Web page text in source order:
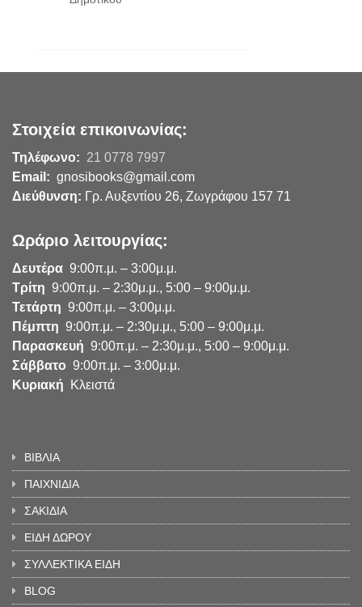
Στοιχεία επικοινωνίας:
Τηλέφωνο: 21 0778 7997
Email: gnosibooks@gmail.com
Διεύθυνση: Γρ. Αυξεντίου 26, Ζωγράφου 157 71
Ωράριο λειτουργίας:
Δευτέρα 9:00π.μ. – 3:00μ.μ.
Τρίτη 9:00π.μ. – 2:30μ.μ., 5:00 – 9:00μ.μ.
Τετάρτη 9:00π.μ. – 3:00μ.μ.
Πέμπτη 9:00π.μ. – 2:30μ.μ., 5:00 – 9:00μ.μ.
Παρασκευή 9:00π.μ. – 2:30μ.μ., 5:00 – 9:00μ.μ.
Σάββατο 9:00π.μ. – 3:00μ.μ.
Κυριακή Κλειστά
ΒΙΒΛΙΑ
ΠΑΙΧΝΙΔΙΑ
ΣΑΚΙΔΙΑ
ΕΙΔΗ ΔΩΡΟΥ
ΣΥΛΛΕΚΤΙΚΑ ΕΙΔΗ
BLOG